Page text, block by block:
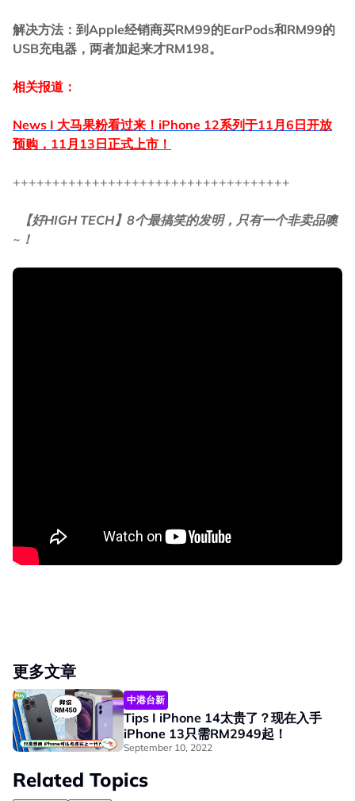
解决方法：到Apple经销商买RM99的EarPods和RM99的
USB充电器，两者加起来才RM198。
相关报道：
News I 大马果粉看过来！iPhone 12系列于11月6日开放
预购，11月13日正式上市！
+++++++++++++++++++++++++++++++++++
【好HIGH TECH】8个最搞笑的发明，只有一个非卖品噢
~！
更多文章
中港台新
Tips I iPhone 14太贵了？现在入手
iPhone 13只需RM2949起！
September 10, 2022
Related Topics